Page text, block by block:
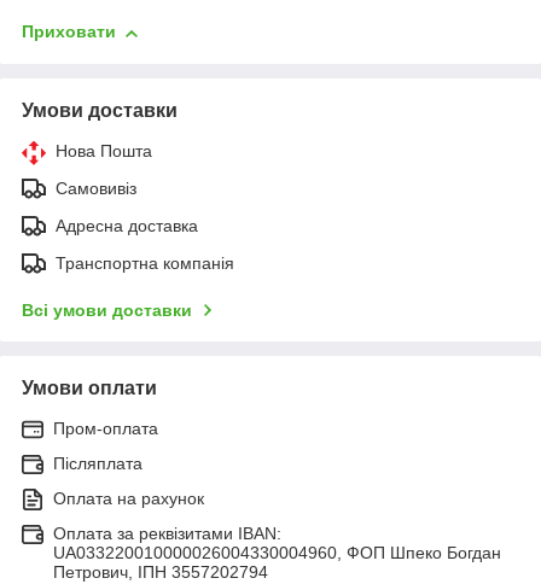
Приховати
Умови доставки
Нова Пошта
Самовивіз
Адресна доставка
Транспортна компанія
Всі умови доставки
Умови оплати
Пром-оплата
Післяплата
Оплата на рахунок
Оплата за реквізитами IBAN:
UA033220010000026004330004960, ФОП Шпеко Богдан
Петрович, ІПН 3557202794